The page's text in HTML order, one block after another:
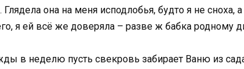
она на меня исподлобья, будто я не сноха,
я ей всё же доверяла – разве ж бабка родному
в неделю пусть свекровь забирает Ваню из